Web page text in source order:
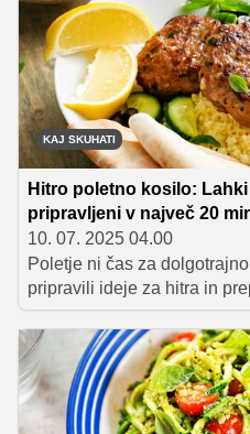
Preverite naše ideje za
prigrizke, katerih hitra in
zagotovo navdušila.
KAJ SKUHATI
Hitro poletno kosilo:
pripravljeni v največ 20
10. 07. 2025 04.00
Poletje ni čas za
pripravili ideje za hitra in
navdušila. Brez dolgega